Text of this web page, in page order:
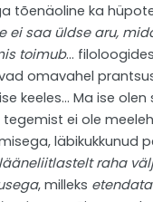
tõenäoline ka
ei saa üldse aru,
toimub…
omavahel
keeles… Ma ise olen
tegemist ei ole
läbikukkunud
raha
, milleks